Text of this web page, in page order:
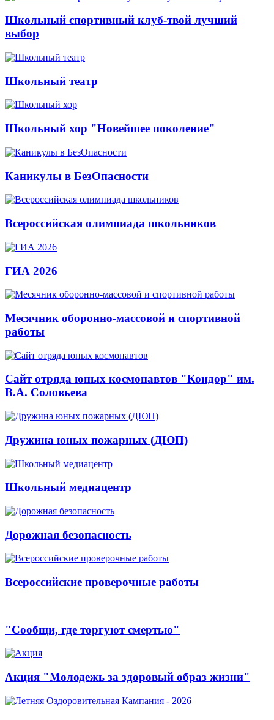
Школьный спортивный клуб-твой лучший
выбор
Школьный театр
Школьный хор "Новейшее поколение"
Каникулы в БезОпасности
Всероссийская олимпиада школьников
ГИА 2026
Месячник оборонно-массовой и спортивной
работы
Сайт отряда юных космонавтов "Кондор" им.
В.А. Соловьева
Дружина юных пожарных (ДЮП)
Школьный медиацентр
Дорожная безопасность
Всероссийские проверочные работы
"Сообщи, где торгуют смертью"
Акция "Молодежь за здоровый образ жизни"